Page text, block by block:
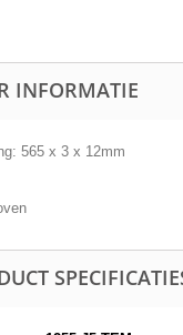
INFORMATIE
565 x 3 x 12mm